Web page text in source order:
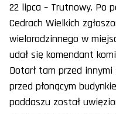
22 lipca – Trutnowy. Po
Cedrach Wielkich
wielorodzinnego w
udał się komendant
Dotarł tam przed
przed płonącym
poddaszu został